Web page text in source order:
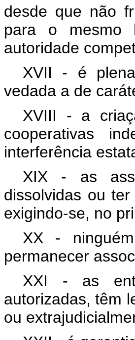
desde que não
para o mesmo
autoridade
XVII - é
vedada a de
XVIII - a
cooperativas
interferência
XIX - as
dissolvidas ou
exigindo-se, no
XX -
permanecer
XXI - as
autorizadas, têm
ou